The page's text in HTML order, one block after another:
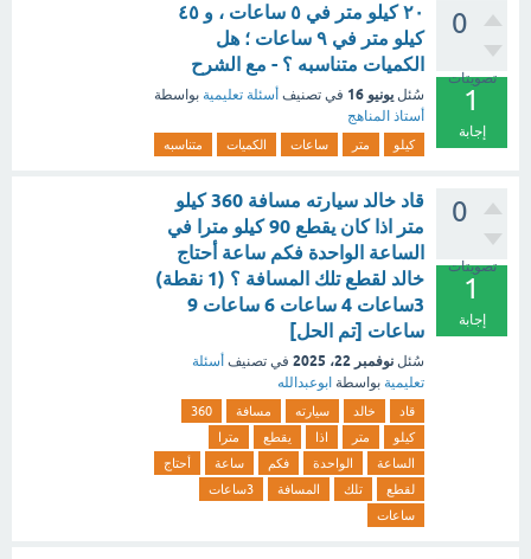
0
تصويتات
1
إجابة
٢٠ كيلو متر في ٥ ساعات ، و ٤٥
كيلو متر في ٩ ساعات ؛ هل
الكميات متناسبه ؟ - مع الشرح
سُئل يونيو 16 في تصنيف أسئلة تعليمية بواسطة
أستاذ المناهج
كيلو متر ساعات الكميات متناسبه
0
تصويتات
1
إجابة
قاد خالد سيارته مسافة 360 كيلو
متر اذا كان يقطع 90 كيلو مترا في
الساعة الواحدة فكم ساعة أحتاج
خالد لقطع تلك المسافة ؟ (1 نقطة)
3ساعات 4 ساعات 6 ساعات 9
ساعات [تم الحل]
سُئل نوفمبر 22، 2025 في تصنيف أسئلة
تعليمية بواسطة ابوعبدالله
قاد خالد سيارته مسافة
360
كيلو
متر اذا يقطع
مترا
الساعة
الواحدة فكم ساعة
أحتاج
لقطع
تلك المسافة
3ساعات
ساعات